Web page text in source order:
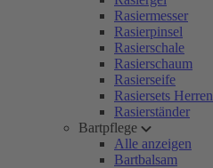
Rasiermesser
Rasierpinsel
Rasierschale
Rasierschaum
Rasierseife
Rasiersets Herren
Rasierständer
Bartpflege
Alle anzeigen
Bartbalsam